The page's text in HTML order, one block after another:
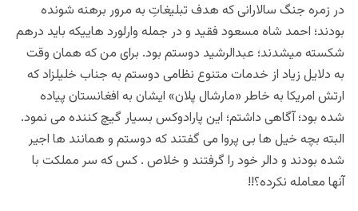
در زمره جنگ سالارانی که هدف تبلیغاتِ به مرور برهنه شونده
بودند؛ احمد شاه مسعود فقید و در جمله وارلورد هاییکه باید درهم
شکسته میشدند؛ عبدالرشید دوستم بود. برای من که همان وقت
به دلایل زیاد از خدمات متنوع نظامی دوستم به جناب خلیلزاد که
ارتش امریکا به خاطر «مارشال پلان» ایشان به افغانستان پیاده
شده بود؛ آگاهی داشتم؛ این پارادوکس بسیار گیچ کننده می نمود.
البته بچه خیل ها بی پروا می گفتند که دوستم و همانند ها اجیر
شده بودند و دالر خود را گرفتند و خلاص . کس که سر مملکت با
آنها معامله نکرده؟!!